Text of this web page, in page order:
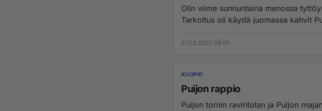
Olin viime sunnuntaina menossa
Tarkoitus oli käydä juomassa kahvit
27.02.2007 08:29
KUOPIO
Puijon rappio
Puijon tornin ravintolan ja Puijon